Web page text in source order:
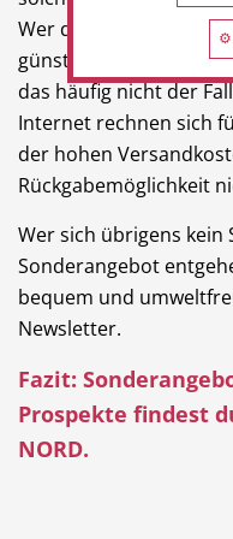
Wer denkt, dass
günstiger sind als bei
das häufig nicht der
Internet rechnen sich
der hohen
Rückgabemöglichkeit
Wer sich übrigens kein
Sonderangebot
bequem und
Newsletter.
Fazit:
Prospekte findest
NORD.
⚙